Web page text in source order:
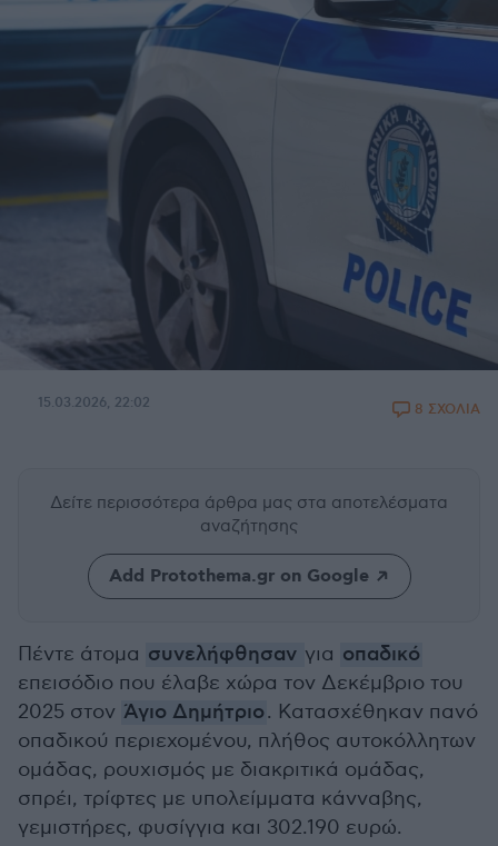
15.03.2026, 22:02 8 ΣΧΟΛΙΑ
Δείτε περισσότερα άρθρα μας στα αποτελέσματα
αναζήτησης
Add Protothema.gr on Google
Πέντε άτομα συνελήφθησαν για οπαδικό
επεισόδιο που έλαβε χώρα τον Δεκέμβριο του
2025 στον Άγιο Δημήτριο. Κατασχέθηκαν πανό
οπαδικού περιεχομένου, πλήθος αυτοκόλλητων
ομάδας, ρουχισμός με διακριτικά ομάδας,
σπρέι, τρίφτες με υπολείμματα κάνναβης,
γεμιστήρες, φυσίγγια και 302.190 ευρώ.